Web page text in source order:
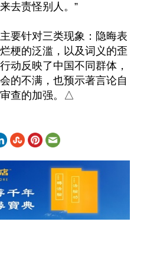
去责怪别人。”
要针对三类现象：隐晦表
梗的泛滥，以及词义的歪
动反映了中国不同群体，
的不满，也预示著言论自